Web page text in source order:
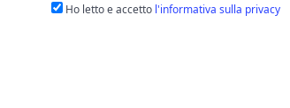
Ho letto e accetto l'informativa sulla privacy